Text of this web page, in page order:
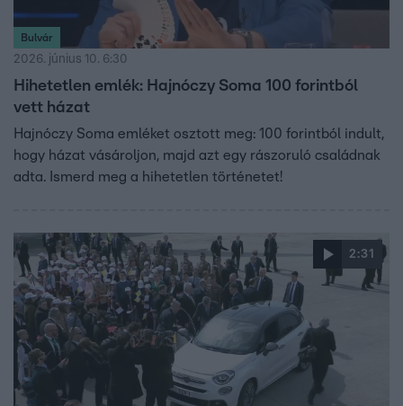
Bulvár
2026. június 10. 6:30
Hihetetlen emlék: Hajnóczy Soma 100 forintból
vett házat
Hajnóczy Soma emléket osztott meg: 100 forintból indult,
hogy házat vásároljon, majd azt egy rászoruló családnak
adta. Ismerd meg a hihetetlen történetet!
2:31